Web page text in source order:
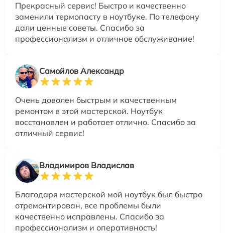
Прекрасный сервис! Быстро и качественно
заменили термопасту в ноутбуке. По телефону
дали ценные советы. Спасибо за
профессионализм и отличное обслуживание!
Самойлов Александр
Очень доволен быстрым и качественным
ремонтом в этой мастерской. Ноутбук
восстановлен и работает отлично. Спасибо за
отличный сервис!
Владимиров Владислав
Благодаря мастерской мой ноутбук был быстро
отремонтирован, все проблемы были
качественно исправлены. Спасибо за
профессионализм и оперативность!